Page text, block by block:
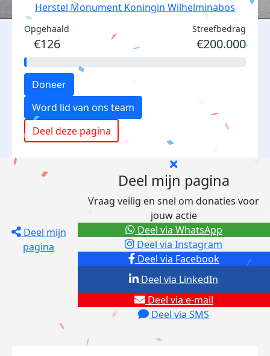
Herstel Monument Koningin Wilhelminabos
Opgehaald
€126
Streefbedrag
€200.000
Doneer
Word lid van ons team
Deel deze pagina
Deel mijn
pagina
Deel mijn pagina
Vraag veilig en snel om donaties voor
jouw actie
Deel via Facebook
Deel via Instagram
Deel via e-mail
Deel via SMS
Deel via LinkedIn
Deel via WhatsApp